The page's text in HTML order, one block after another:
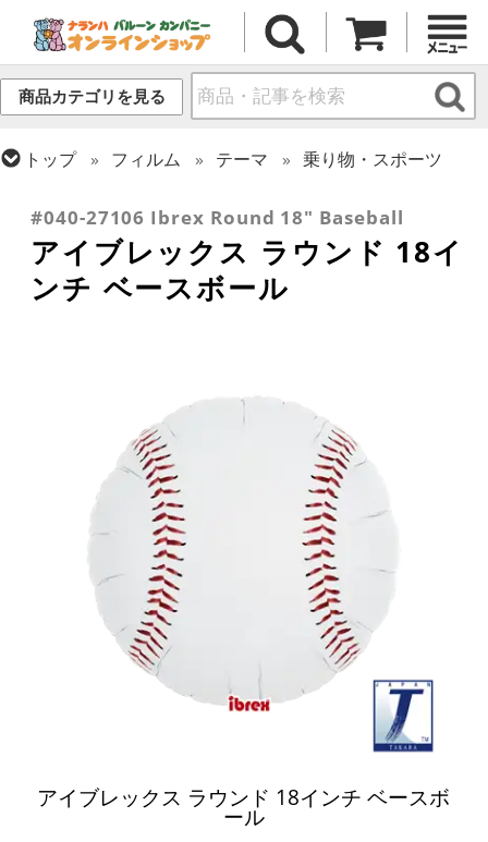
商品カテゴリを見る
トップ フィルム テーマ
乗り物・スポーツ
アイブレックス
#040-27106 Ibrex Round 18" Baseball
アイブレックス ラウンド 18イ
ンチ ベースボール
アイブレックス ラウンド 18インチ ベースボ
ール